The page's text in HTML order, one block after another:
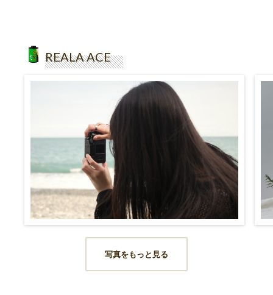
REALA ACE
写真をもっと見る